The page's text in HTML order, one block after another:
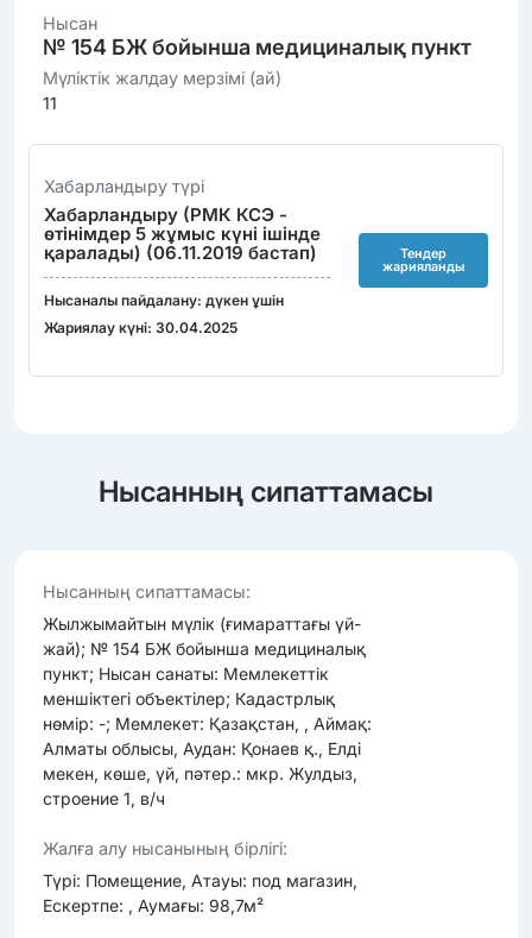
Нысан
№ 154 БЖ бойынша медициналық пункт
Мүліктік жалдау мерзімі (ай)
11
Хабарландыру түрі
Хабарландыру (РМК КСЭ -
өтінімдер 5 жұмыс күні ішінде
қаралады) (06.11.2019 бастап)
Нысаналы пайдалану: дүкен ұшін
Жариялау күні: 30.04.2025
Тендер
жарияланды
Нысанның сипаттамасы
Нысанның сипаттамасы:
Жылжымайтын мүлік (ғимараттағы үй-
жай); № 154 БЖ бойынша медициналық
пункт; Нысан санаты: Мемлекеттік
меншіктегі объектілер; Кадастрлық
нөмір: -; Мемлекет: Қазақстан, , Аймақ:
Алматы облысы, Аудан: Қонаев қ., Елді
мекен, көше, үй, пәтер.: мкр. Жулдыз,
строение 1, в/ч
Жалға алу нысанының бірлігі:
Түрі: Помещение, Атауы: под магазин,
Ескертпе: , Аумағы: 98,7м²